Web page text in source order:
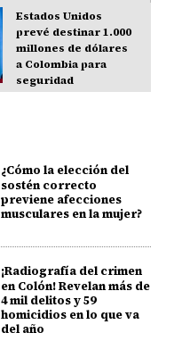
Estados Unidos
prevé destinar 1.000
millones de dólares
a Colombia para
seguridad
¿Cómo la elección del
sostén correcto
previene afecciones
musculares en la mujer?
¡Radiografía del crimen
en Colón! Revelan más de
4 mil delitos y 59
homicidios en lo que va
del año